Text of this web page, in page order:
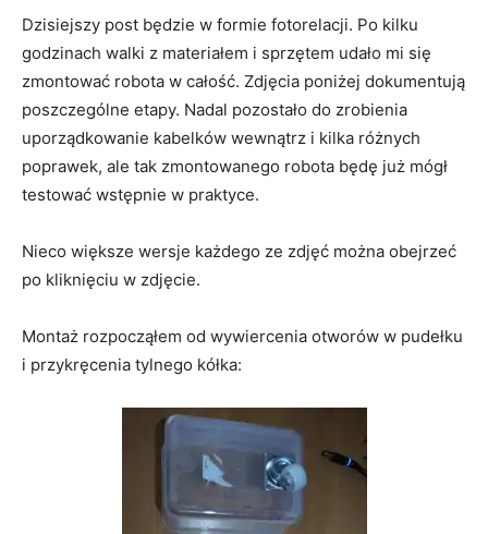
Dzisiejszy post będzie w formie fotorelacji. Po kilku
godzinach walki z materiałem i sprzętem udało mi się
zmontować robota w całość. Zdjęcia poniżej dokumentują
poszczególne etapy. Nadal pozostało do zrobienia
uporządkowanie kabelków wewnątrz i kilka różnych
poprawek, ale tak zmontowanego robota będę już mógł
testować wstępnie w praktyce.
Nieco większe wersje każdego ze zdjęć można obejrzeć
po kliknięciu w zdjęcie.
Montaż rozpocząłem od wywiercenia otworów w pudełku
i przykręcenia tylnego kółka: